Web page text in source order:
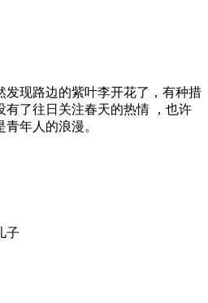
发现路边的紫叶李开花了，有种措
有了往日关注春天的热情 ，也许
年人的浪漫。
子